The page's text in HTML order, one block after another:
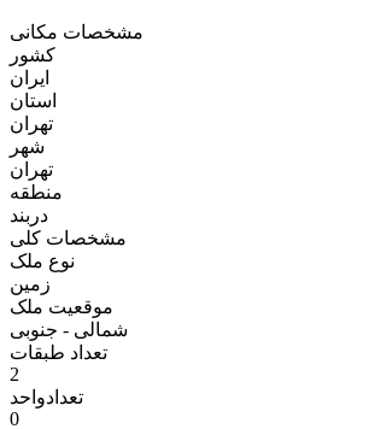
مشخصات مکانی
کشور
ایران
استان
تهران
شهر
تهران
منطقه
دربند
مشخصات کلی
نوع ملک
زمين
موقعیت ملک
شمالی - جنوبی
تعداد طبقات
2
تعدادواحد
0